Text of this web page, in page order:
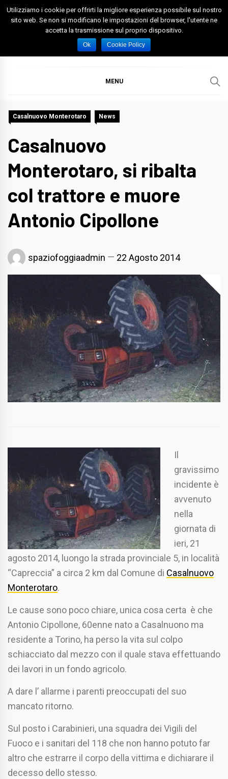
Skip
Spazio Foggia
Foggia News Calcio Eventi e Attività nella Capitanata
MENU
Casalnuovo Monterotaro News
Casalnuovo
Monterotaro, si ribalta
col trattore e muore
Antonio Cipollone
spaziofoggiaadmin 22 Agosto 2014
Il
gravissimo
incidente è
avvenuto
nella
giornata di
ieri, 21
agosto 2014, luongo la strada provinciale 5, in località
“Capreccia” a circa 2 km dal Comune di Casalnuovo
Monterotaro.
Le cause sono poco chiare, unica cosa certa è che
Antonio Cipollone, 60enne nato a Casalnuono ma
residente a Torino, ha perso la vita sul colpo
schiacciato dal mezzo con il quale stava effettuando
dei lavori in un fondo agricolo.
A dare l’ allarme i parenti preoccupati del suo
mancato ritorno.
Sul posto i Carabinieri, una squadra dei Vigili del
Fuoco e i sanitari del 118 che non hanno potuto far
altro che estrarre il corpo della vittima e dichiarare il
decesso dello stesso.
Utilizziamo i cookie per offrirti la migliore esperienza possibile sul nostro
sito web. Se non si modificano le impostazioni del browser, l'utente ne
accetta la trasmissione sul proprio dispositivo.
Ok Cookie Policy